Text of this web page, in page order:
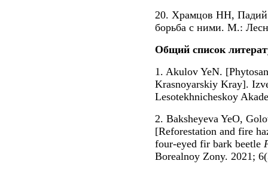
20. Храмцов НН, Падий
борьба с ними. М.:
Общий список
1. Akulov YeN.
Krasnoyarskiy Kray].
Lesotekhnicheskoy
2. Baksheyeva YeO,
[Reforestation and fire
four-eyed fir bark beetle
Borealnoy Zony. 2021;